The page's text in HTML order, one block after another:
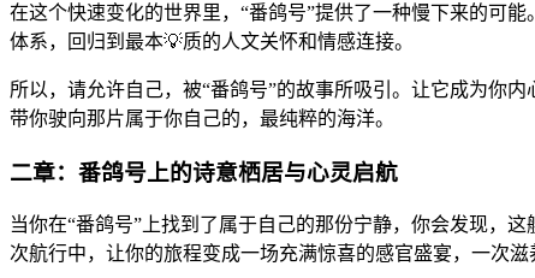
在这个快速变化的世界里，“番鸽号”提供了一种慢下来的可
体系，回归到最本💡质的人文关怀和情感连接。
所以，请允许自己，被“番鸽号”的故事所吸引。让它成为你
带你驶向那片属于你自己的，最纯粹的海洋。
二章：番鸽号上的诗意栖居与心灵启航
当你在“番鸽号”上找到了属于自己的那份宁静，你会发现，
次航行中，让你的旅程变成一场充满惊喜的感官盛宴，一次滋